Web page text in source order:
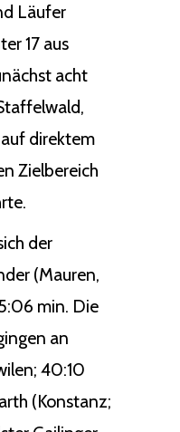
Läufer
17 aus
acht
direktem
Zielbereich
der
(Mauren,
min. Die
an
40:10
(Konstanz;